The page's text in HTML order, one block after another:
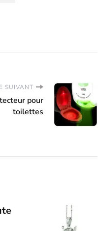
SUIVANT
pour
toilettes